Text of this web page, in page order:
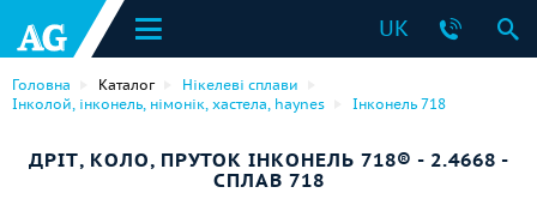
UK
Головна Каталог
Нікелеві сплави
Інколой, інконель, німонік, хастела, haynes
Інконель 718
ДРІТ, КОЛО, ПРУТОК ІНКОНЕЛЬ 718® - 2.4668 -
СПЛАВ 718